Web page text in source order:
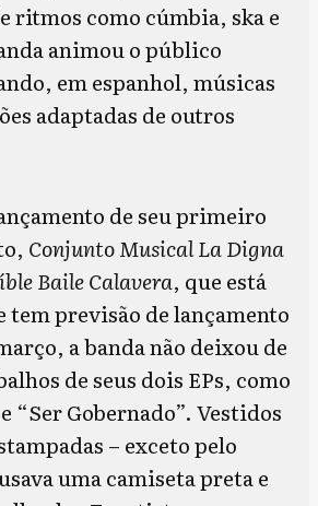
ritmos como cúmbia, ska e
animou o público
em espanhol, músicas
adaptadas de outros
de seu primeiro
Conjunto Musical La Digna
Baile Calavera, que está
tem previsão de lançamento
a banda não deixou de
de seus dois EPs, como
“Ser Gobernado”. Vestidos
– exceto pelo
uma camiseta preta e